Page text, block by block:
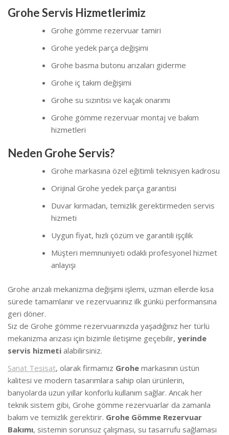
Grohe Servis Hizmetlerimiz
Grohe gömme rezervuar tamiri
Grohe yedek parça değişimi
Grohe basma butonu arızaları giderme
Grohe iç takım değişimi
Grohe su sızıntısı ve kaçak onarımı
Grohe gömme rezervuar montaj ve bakım
hizmetleri
Neden Grohe Servis?
Grohe markasına özel eğitimli teknisyen kadrosu
Orijinal Grohe yedek parça garantisi
Duvar kırmadan, temizlik gerektirmeden servis
hizmeti
Uygun fiyat, hızlı çözüm ve garantili işçilik
Müşteri memnuniyeti odaklı profesyonel hizmet
anlayışı
Grohe arızalı mekanizma değişimi işlemi, uzman ellerde kısa
sürede tamamlanır ve rezervuarınız ilk günkü performansına
geri döner.
Siz de Grohe gömme rezervuarınızda yaşadığınız her türlü
mekanizma arızası için bizimle iletişime geçebilir, yerinde
servis hizmeti alabilirsiniz.
Sanat Tesisat, olarak firmamız Grohe markasının üstün
kalitesi ve modern tasarımlara sahip olan ürünlerin,
banyolarda uzun yıllar konforlu kullanım sağlar. Ancak her
teknik sistem gibi, Grohe gömme rezervuarlar da zamanla
bakım ve temizlik gerektirir. Grohe Gömme Rezervuar
Bakımı, sistemin sorunsuz çalışması, su tasarrufu sağlaması